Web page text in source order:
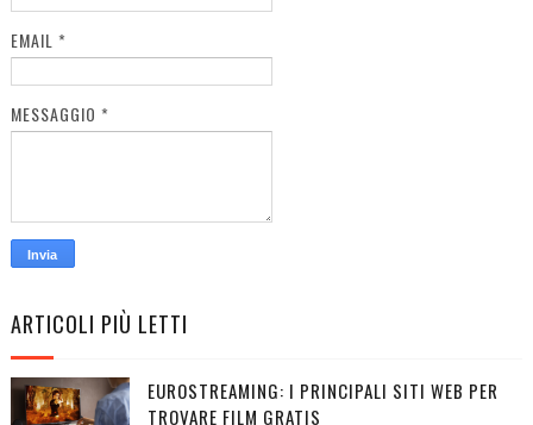
EMAIL *
MESSAGGIO *
ARTICOLI PIÙ LETTI
EUROSTREAMING: I PRINCIPALI SITI WEB PER
TROVARE FILM GRATIS